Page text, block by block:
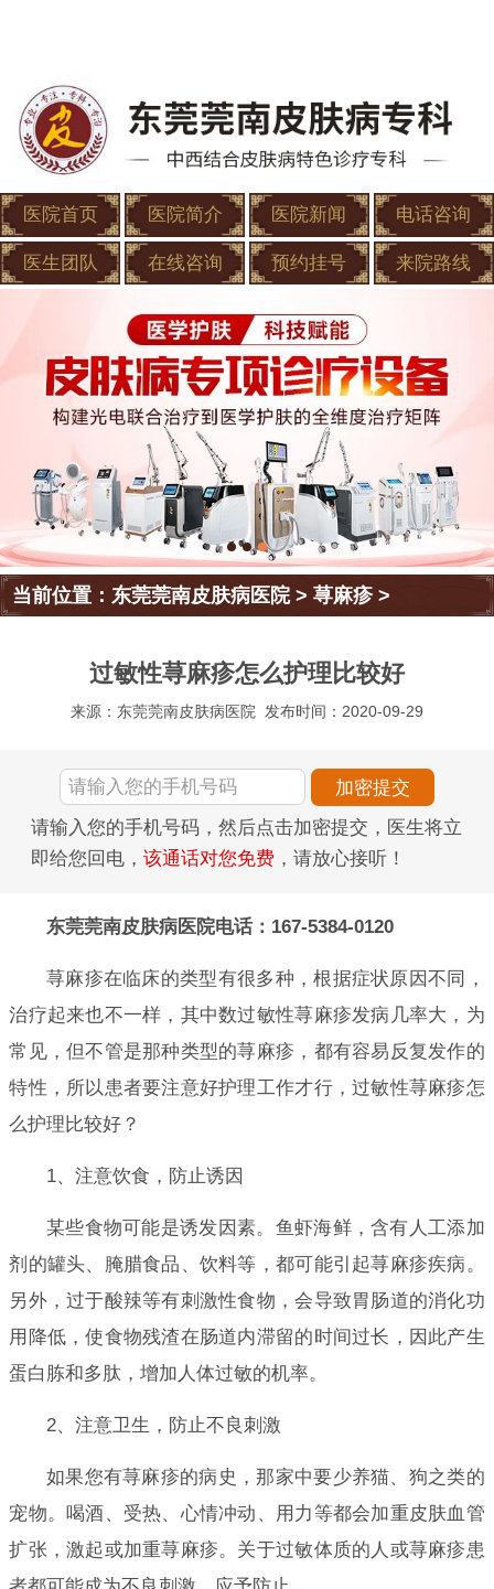
医院首页 医院简介 医院新闻 电话咨询
医生团队 在线咨询 预约挂号 来院路线
当前位置：东莞莞南皮肤病医院>荨麻疹>
过敏性荨麻疹怎么护理比较好
来源：东莞莞南皮肤病医院 发布时间：2020-09-29
请输入您的手机号码，然后点击加密提交，医生将立
即给您回电， 该通话对您免费 ，请放心接听！
东莞莞南皮肤病医院电话：167-5384-0120
荨麻疹在临床的类型有很多种，根据症状原因不同，
治疗起来也不一样，其中数过敏性荨麻疹发病几率大，为
常见，但不管是那种类型的荨麻疹，都有容易反复发作的
特性，所以患者要注意好护理工作才行，过敏性荨麻疹怎
么护理比较好？
1、注意饮食，防止诱因
某些食物可能是诱发因素。鱼虾海鲜，含有人工添加
剂的罐头、腌腊食品、饮料等，都可能引起荨麻疹疾病。
另外，过于酸辣等有刺激性食物，会导致胃肠道的消化功
用降低，使食物残渣在肠道内滞留的时间过长，因此产生
蛋白胨和多肽，增加人体过敏的机率。
2、注意卫生，防止不良刺激
如果您有荨麻疹的病史，那家中要少养猫、狗之类的
宠物。喝酒、受热、心情冲动、用力等都会加重皮肤血管
扩张，激起或加重荨麻疹。关于过敏体质的人或荨麻疹患